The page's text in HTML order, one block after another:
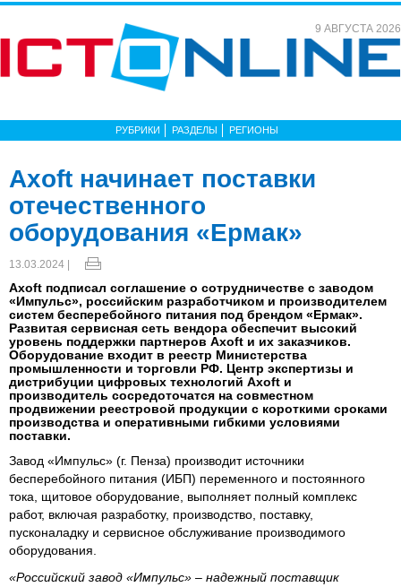
9 АВГУСТА 2026
РУБРИКИ РАЗДЕЛЫ РЕГИОНЫ
Axoft начинает поставки
отечественного
оборудования «Ермак»
13.03.2024 |
Axoft подписал соглашение о сотрудничестве с заводом
«Импульс», российским разработчиком и производителем
систем бесперебойного питания под брендом «Ермак».
Развитая сервисная сеть вендора обеспечит высокий
уровень поддержки партнеров Axoft и их заказчиков.
Оборудование входит в реестр Министерства
промышленности и торговли РФ. Центр экспертизы и
дистрибуции цифровых технологий Axoft и
производитель сосредоточатся на совместном
продвижении реестровой продукции с короткими сроками
производства и оперативными гибкими условиями
поставки.
Завод «Импульс» (г. Пенза) производит источники
бесперебойного питания (ИБП) переменного и постоянного
тока, щитовое оборудование, выполняет полный комплекс
работ, включая разработку, производство, поставку,
пусконаладку и сервисное обслуживание производимого
оборудования.
«Российский завод «Импульс» – надежный поставщик